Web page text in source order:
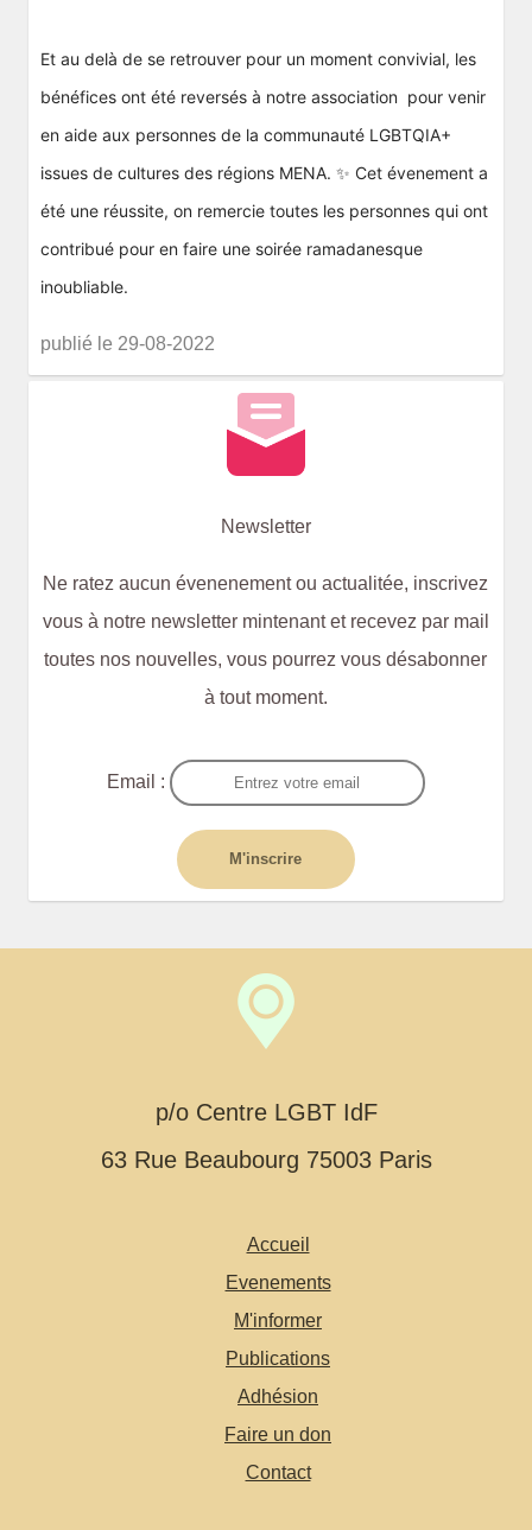
Et au delà de se retrouver pour un moment convivial, les
bénéfices ont été reversés à notre association pour venir
en aide aux personnes de la communauté LGBTQIA+
issues de cultures des régions MENA. ✨ Cet évenement a
été une réussite, on remercie toutes les personnes qui ont
contribué pour en faire une soirée ramadanesque
inoubliable.
publié le 29-08-2022
Newsletter
Ne ratez aucun évenenement ou actualitée, inscrivez
vous à notre newsletter mintenant et recevez par mail
toutes nos nouvelles, vous pourrez vous désabonner
à tout moment.
Email :
M'inscrire
p/o Centre LGBT IdF
63 Rue Beaubourg 75003 Paris
Accueil
Evenements
M'informer
Publications
Adhésion
Faire un don
Contact